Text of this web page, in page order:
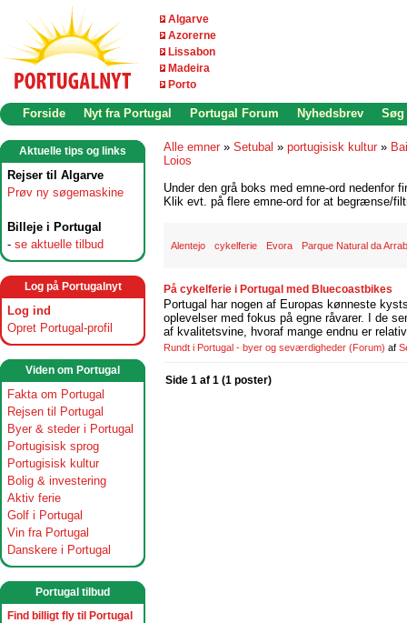
Algarve
Azorerne
Lissabon
Madeira
Porto
Forside Nyt fra Portugal Portugal Forum Nyhedsbrev Søg
Aktuelle tips og links
Rejser til Algarve
Prøv ny søgemaskine
Billeje i Portugal
- se aktuelle tilbud
Log på Portugalnyt
Log ind
Opret Portugal-profil
Viden om Portugal
Fakta om Portugal
Rejsen til Portugal
Byer & steder i Portugal
Portugisisk sprog
Portugisisk kultur
Bolig & investering
Aktiv ferie
Golf i Portugal
Vin fra Portugal
Danskere i Portugal
Portugal tilbud
Find billigt fly til Portugal
Alle emner » Setubal » portugisisk kultur »
Loios
Under den grå boks med emne-ord nedenfor
Klik evt. på flere emne-ord for at begrænse/
Alentejo cykelferie Evora Parque Natural da
På cykelferie i Portugal med Bluecoastbikes
Portugal har nogen af Europas kønneste
oplevelser med fokus på egne råvarer. I de
af kvalitetsvine, hvoraf mange endnu er
Rundt i Portugal - byer og seværdigheder (Forum) af
Side 1 af 1 (1 poster)